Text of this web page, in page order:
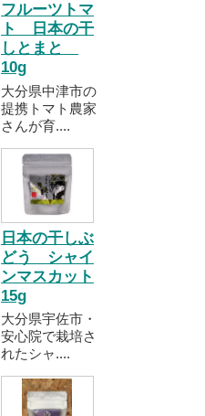
フルーツトマ
ト 日本の干
しとまと
10g
大分県中津市の
提携トマト農家
さんが育....
日本の干しぶ
どう シャイ
ンマスカット
15g
大分県宇佐市・
安心院で栽培さ
れたシャ....